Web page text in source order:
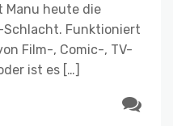
Manu heute die
Funktioniert
Film-, Comic-, TV-
ist es […]